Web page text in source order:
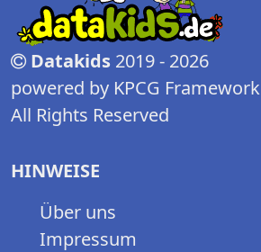
Datakids 2019 - 2026
powered by KPCG Framework
All Rights Reserved
HINWEISE
Über uns
Impressum